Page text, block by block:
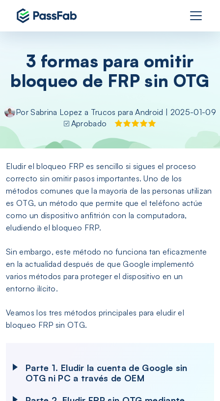
3 formas para omitir
bloqueo de FRP sin OTG
PorSabrina Lopez a Trucos para Android
| 2025-01-09
Aprobado
Eludir el bloqueo FRP es sencillo si sigues el proceso
correcto sin omitir pasos importantes. Uno de los
métodos comunes que la mayoría de las personas utilizan
es OTG, un método que permite que el teléfono actúe
como un dispositivo anfitrión con la computadora,
eludiendo el bloqueo FRP.
Sin embargo, este método no funciona tan eficazmente
en la actualidad después de que Google implementó
varios métodos para proteger el dispositivo en un
entorno ilícito.
Veamos los tres métodos principales para eludir el
bloqueo FRP sin OTG.
Parte 1. Eludir la cuenta de Google sin
OTG ni PC a través de OEM